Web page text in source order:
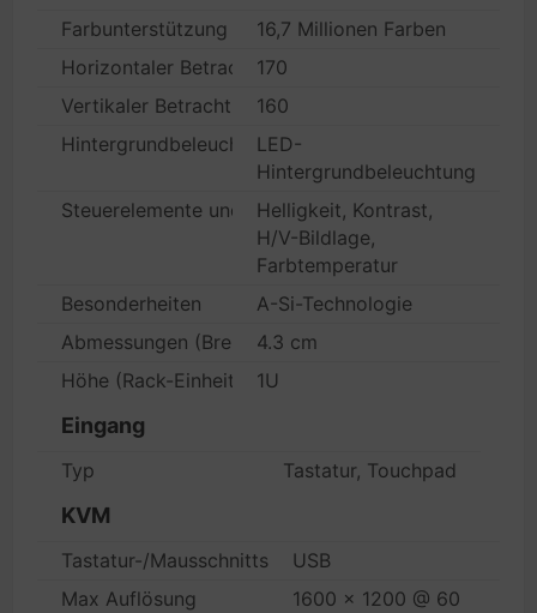
Farbunterstützung
16,7 Millionen Farben
Horizontaler Betrachtungswinkel
170
Vertikaler Betrachtungswinkel
160
Hintergrundbeleuchtungs-Technologie
LED-
Hintergrundbeleuchtung
Steuerelemente und Einstellungen
Helligkeit, Kontrast,
H/V-Bildlage,
Farbtemperatur
Besonderheiten
A-Si-Technologie
Abmessungen (Breite x Tiefe x Höhe)
4.3 cm
Höhe (Rack-Einheiten)1U
Eingang
Typ Tastatur, Touchpad
KVM
Tastatur-/MausschnittstelleUSB
Max Auflösung
1600 x 1200 @ 60